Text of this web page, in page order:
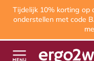
Tijdelijk 10% korting op
onderstellen met code